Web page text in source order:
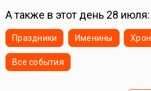
А также в этот день 28 июля:
Праздники Именины
Все события